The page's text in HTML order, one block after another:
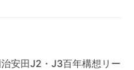
安田J2・J3百年構想リー